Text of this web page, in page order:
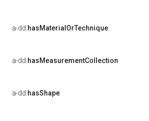
a-dd:hasMaterialOrTechnique
a-dd:hasMeasurementCollection
a-dd:hasShape